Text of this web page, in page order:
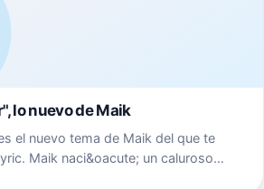
lo nuevo de Maik
el nuevo tema de Maik del que te
Maik naci&oacute; un caluroso